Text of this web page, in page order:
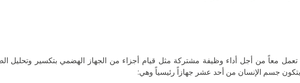
تعمل معاً من أجل أداء وظيفة مشتركة مثل قيام أجزاء من الجهاز الهضمي بتكسير وتحليل
جسم الإنسان من أحد عشر جهازاً رئيسياً وهي: